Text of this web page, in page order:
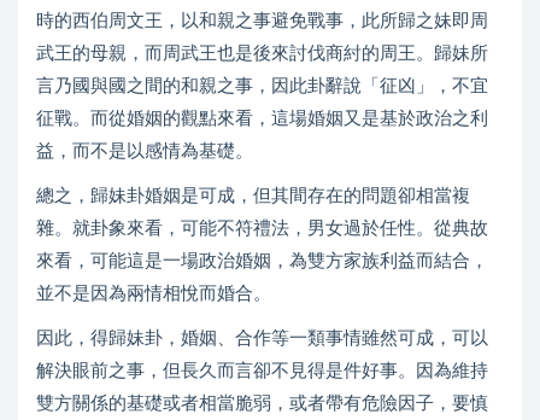
時的西伯周文王，以和親之事避免戰事，此所歸之妹即周
武王的母親，而周武王也是後來討伐商紂的周王。歸妹所
言乃國與國之間的和親之事，因此卦辭說「征凶」，不宜
征戰。而從婚姻的觀點來看，這場婚姻又是基於政治之利
益，而不是以感情為基礎。
總之，歸妹卦婚姻是可成，但其間存在的問題卻相當複
雜。就卦象來看，可能不符禮法，男女過於任性。從典故
來看，可能這是一場政治婚姻，為雙方家族利益而結合，
並不是因為兩情相悅而婚合。
因此，得歸妹卦，婚姻、合作等一類事情雖然可成，可以
解決眼前之事，但長久而言卻不見得是件好事。因為維持
雙方關係的基礎或者相當脆弱，或者帶有危險因子，要慎